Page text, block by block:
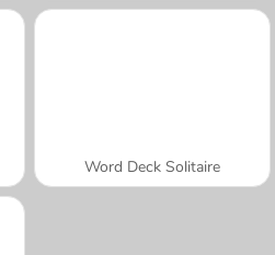
Word Deck Solitaire